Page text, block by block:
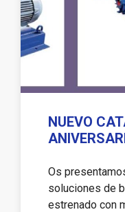
NUEVO
Os
soluciones de
estrenado con